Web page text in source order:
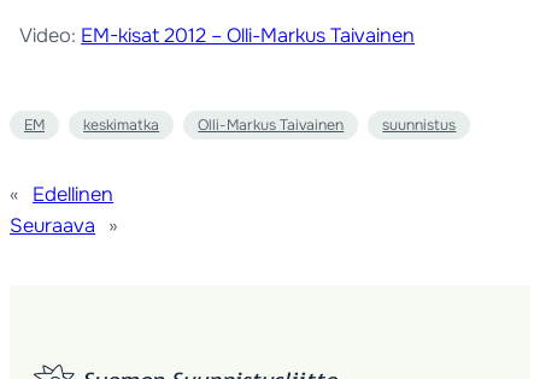
Video: EM-kisat 2012 – Olli-Markus Taivainen
EM keskimatka Olli-Markus Taivainen suunnistus
«
Edellinen
Seuraava
»